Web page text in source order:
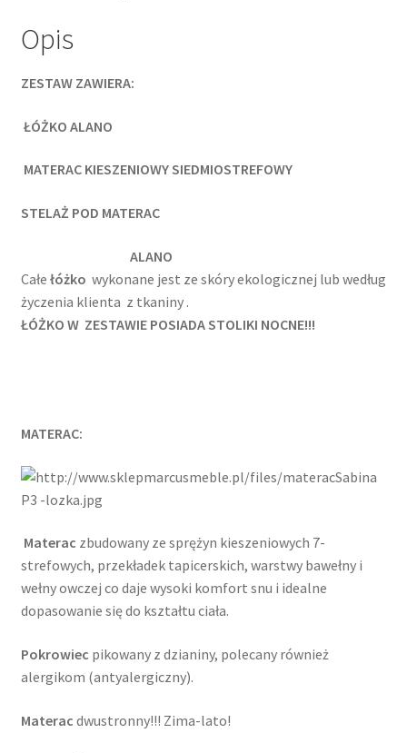
Opis
ZESTAW ZAWIERA:
ŁÓŻKO ALANO
MATERAC KIESZENIOWY SIEDMIOSTREFOWY
STELAŻ POD MATERAC
ALANO
Całe łóżko wykonane jest ze skóry ekologicznej lub według
życzenia klienta z tkaniny .
ŁÓŻKO W ZESTAWIE POSIADA STOLIKI NOCNE!!!
MATERAC:
Materac zbudowany ze sprężyn kieszeniowych 7-
strefowych, przekładek tapicerskich, warstwy bawełny i
wełny owczej co daje wysoki komfort snu i idealne
dopasowanie się do kształtu ciała.
Pokrowiec pikowany z dzianiny, polecany również
alergikom (antyalergiczny).
Materac dwustronny!!! Zima-lato!